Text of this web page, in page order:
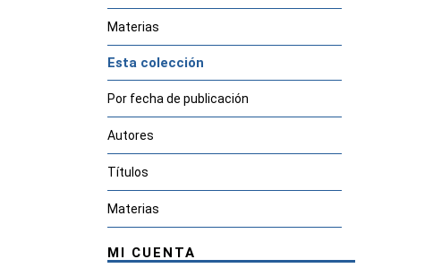
Materias
Esta colección
Por fecha de publicación
Autores
Títulos
Materias
MI CUENTA